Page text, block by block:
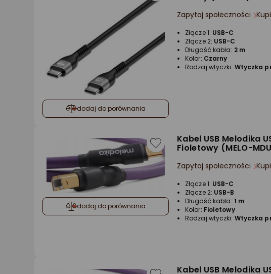
dodaj do porównania
Zapytaj społeczności
Złącze 1: USB-C
Złącze 2: USB-C
Długość kabla: 2 m
Kolor: Czarny
Rodzaj wtyczki: Wtyczka
dodaj do porównania
Kabel USB Melodika
Fioletowy (MELO-
Zapytaj społeczności
Złącze 1: USB-C
Złącze 2: USB-B
Długość kabla: 1 m
Kolor: Fioletowy
Rodzaj wtyczki: Wtyczka
Kabel USB Melodika